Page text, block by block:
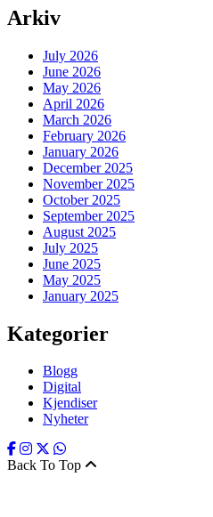
Arkiv
July 2026
June 2026
May 2026
April 2026
March 2026
February 2026
January 2026
December 2025
November 2025
October 2025
September 2025
August 2025
July 2025
June 2025
May 2025
January 2025
Kategorier
Blogg
Digital
Kjendiser
Nyheter
Back To Top